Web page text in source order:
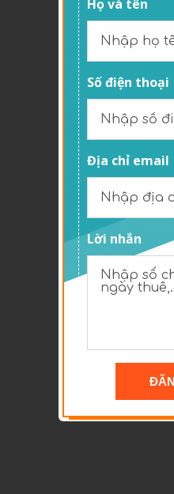
Họ và tên
Số điện thoại
Địa chỉ email
Lời nhắn